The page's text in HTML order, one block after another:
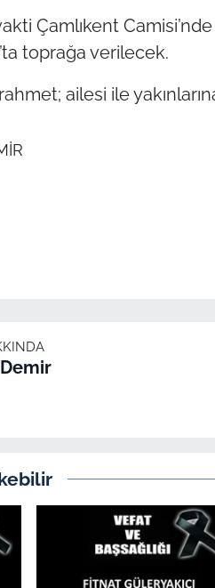
Çamlıkent Camisi’nde
toprağa verilecek.
ailesi ile